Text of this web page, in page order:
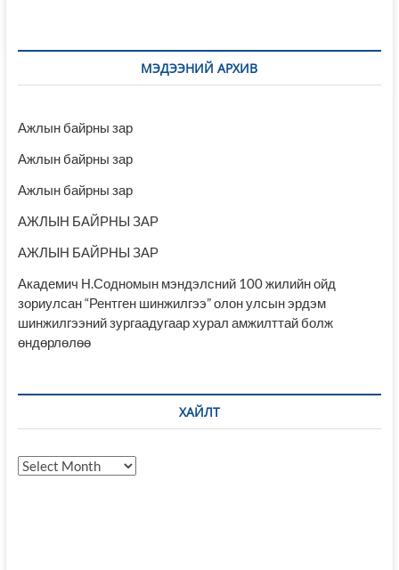
МЭДЭЭНИЙ АРХИВ
Ажлын байрны зар
Ажлын байрны зар
Ажлын байрны зар
АЖЛЫН БАЙРНЫ ЗАР
АЖЛЫН БАЙРНЫ ЗАР
Академич Н.Содномын мэндэлсний 100 жилийн ойд
зориулсан “Рентген шинжилгээ” олон улсын эрдэм
шинжилгээний зургаадугаар хурал амжилттай болж
өндөрлөлөө
ХАЙЛТ
Хайлт